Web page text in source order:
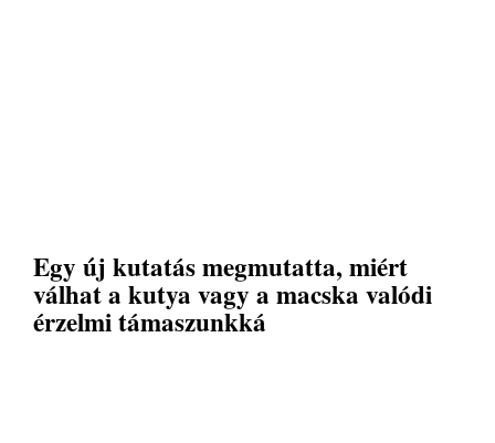
Egy új kutatás megmutatta, miért
válhat a kutya vagy a macska valódi
érzelmi támaszunkká